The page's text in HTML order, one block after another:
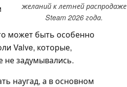
желаний к летней распродаже
Steam 2026 года.
может быть особенно
Valve, которые,
не задумывались.
наугад, а в основном